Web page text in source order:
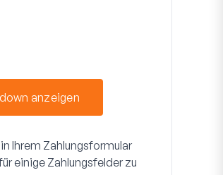
anzeigen
Ihrem Zahlungsformular
einige Zahlungsfelder zu